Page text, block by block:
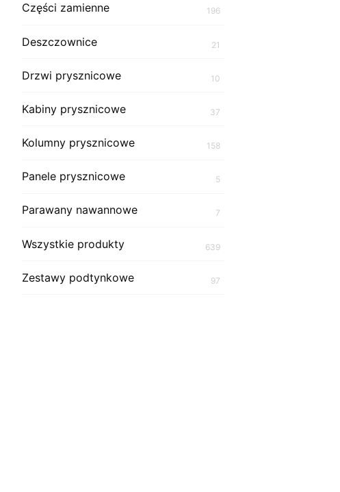
Części zamienne 196
Deszczownice 21
Drzwi prysznicowe 10
Kabiny prysznicowe 37
Kolumny prysznicowe 158
Panele prysznicowe 5
Parawany nawannowe 7
Wszystkie produkty 639
Zestawy podtynkowe 97